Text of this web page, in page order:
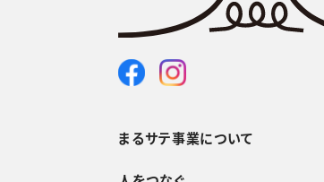
まるサテ事業について